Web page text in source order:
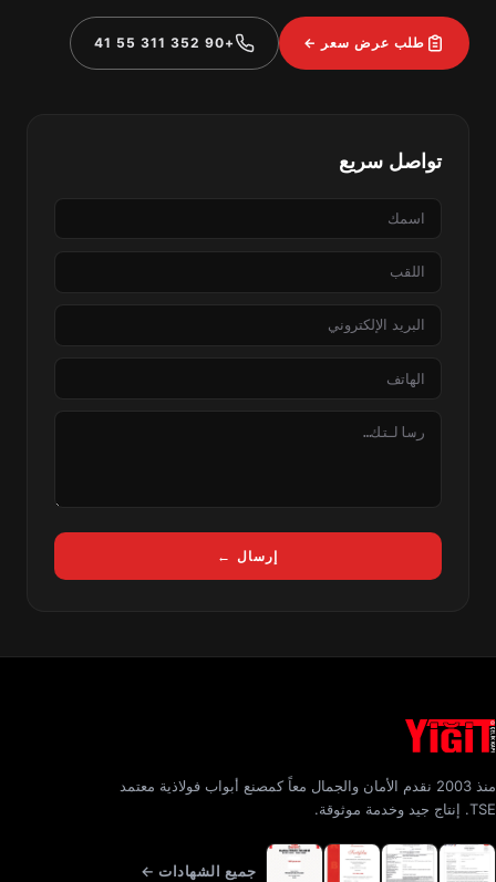
طلب عرض سعر ← +90 352 311 55 41
تواصل سريع
الاسم
اللقب
البريد
الإلكتروني
الهاتف
الرسالة
إرسال ←
منذ 2003 نقدم الأمان والجمال معاً كمصنع أبواب فولاذية معتمد
TSE. إنتاج جيد وخدمة موثوقة.
جميع الشهادات ←